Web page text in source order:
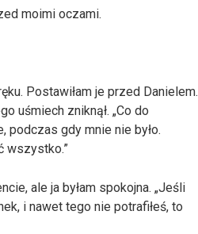
moimi oczami.
Postawiłam je przed Danielem.
uśmiech zniknął. „Co do
podczas gdy mnie nie było.
wszystko.”
ale ja byłam spokojna. „Jeśli
i nawet tego nie potrafiłeś, to